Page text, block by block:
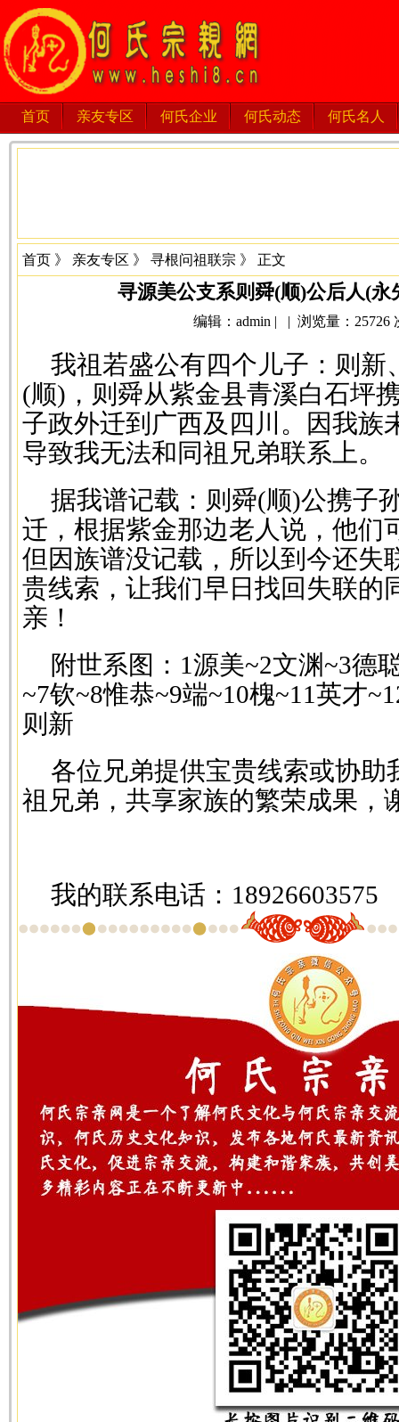
首页 亲友专区 何氏企业 何氏动态 何氏名人
首页 》 亲友专区 》 寻根问祖联宗 》 正文
寻源美公支系则舜(顺)公后人(
编辑：admin | | 浏览量：25726
我祖若盛公有四个儿子：则新
(顺)，则舜从紫金县青溪白石坪
子政外迁到广西及四川。因我族
导致我无法和同祖兄弟联系上。
据我谱记载：则舜(顺)公携子
迁，根据紫金那边老人说，他们
但因族谱没记载，所以到今还失
贵线索，让我们早日找回失联的
亲！
附世系图：1源美~2文渊~3德
~7钦~8惟恭~9端~10槐~11英才
则新
各位兄弟提供宝贵线索或协助
祖兄弟，共享家族的繁荣成果，
我的联系电话：18926603575